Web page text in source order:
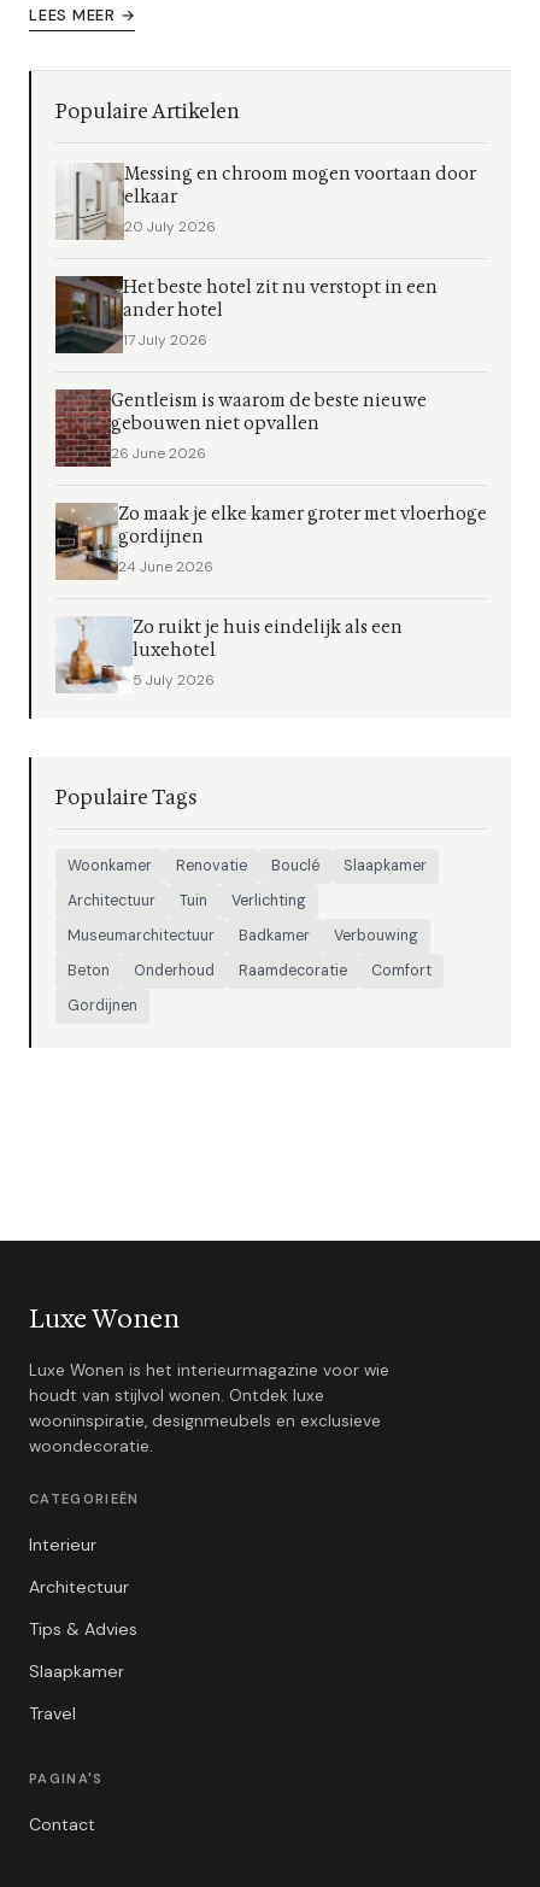
LEES MEER →
Populaire Artikelen
Messing en chroom mogen voortaan door
elkaar
20 July 2026
Het beste hotel zit nu verstopt in een
ander hotel
17 July 2026
Gentleism is waarom de beste nieuwe
gebouwen niet opvallen
26 June 2026
Zo maak je elke kamer groter met vloerhoge
gordijnen
24 June 2026
Zo ruikt je huis eindelijk als een
luxehotel
5 July 2026
Populaire Tags
Woonkamer Renovatie Bouclé
Slaapkamer
Architectuur
Tuin
Verlichting
Museumarchitectuur
Badkamer
Verbouwing
Beton
Onderhoud Raamdecoratie
Comfort
Gordijnen
Luxe Wonen
Luxe Wonen is het interieurmagazine voor wie
houdt van stijlvol wonen. Ontdek luxe
wooninspiratie, designmeubels en exclusieve
woondecoratie.
CATEGORIEËN
Interieur
Architectuur
Tips & Advies
Slaapkamer
Travel
PAGINA'S
Contact